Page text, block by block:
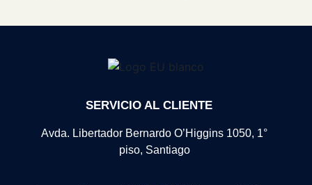
SERVICIO AL CLIENTE
Avda. Libertador Bernardo O’Higgins 1050, 1°
piso, Santiago